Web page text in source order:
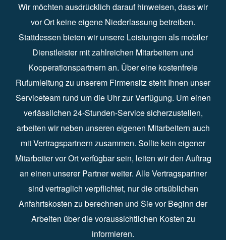
Wir möchten ausdrücklich darauf hinweisen, dass wir
vor Ort keine eigene Niederlassung betreiben.
Stattdessen bieten wir unsere Leistungen als mobiler
Dienstleister mit zahlreichen Mitarbeitern und
Kooperationspartnern an. Über eine kostenfreie
Rufumleitung zu unserem Firmensitz steht Ihnen unser
Serviceteam rund um die Uhr zur Verfügung. Um einen
verlässlichen 24-Stunden-Service sicherzustellen,
arbeiten wir neben unseren eigenen Mitarbeitern auch
mit Vertragspartnern zusammen. Sollte kein eigener
Mitarbeiter vor Ort verfügbar sein, leiten wir den Auftrag
an einen unserer Partner weiter. Alle Vertragspartner
sind vertraglich verpflichtet, nur die ortsüblichen
Anfahrtskosten zu berechnen und Sie vor Beginn der
Arbeiten über die voraussichtlichen Kosten zu
informieren.